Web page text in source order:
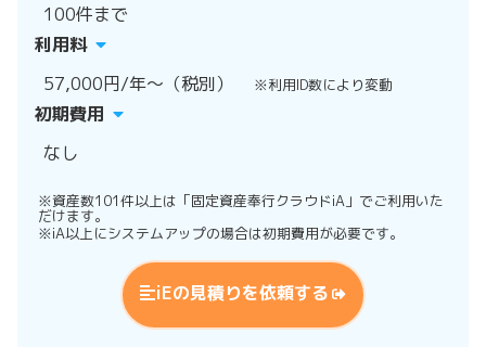
100件まで
利用料
57,000円/年〜（税別）
※利用ID数により変動
初期費用
なし
※資産数101件以上は「固定資産奉行クラウドiA」でご利用いた
だけます。
※iA以上にシステムアップの場合は初期費用が必要です。
iEの見積りを依頼する